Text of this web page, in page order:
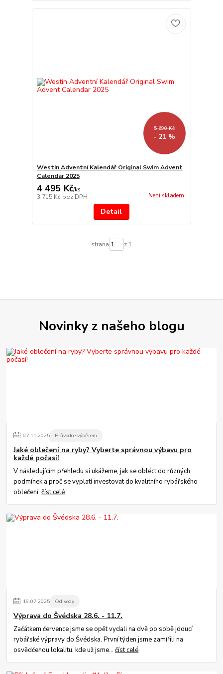
5 690 Kč
- 21 %
Westin Adventní Kalendář Original Swim Advent
Calendar 2025
4 495 Kč/ks
3 715 Kč bez DPH Není skladem
Detail
strana z 1
Novinky z našeho blogu
07.11.2025 Průvodce výběrem
Jaké oblečení na ryby? Vyberte správnou výbavu pro
každé počasí!
V následujícím přehledu si ukážeme, jak se obléct do různých
podmínek a proč se vyplatí investovat do kvalitního rybářského
oblečení.číst celé
19.07.2025 Od vody
Výprava do Švédska 28.6. - 11.7.
Začátkem července jsme se opět vydali na dvě po sobě jdoucí
rybářské výpravy do Švédska. První týden jsme zamířili na
osvědčenou lokalitu, kde už jsme...číst celé